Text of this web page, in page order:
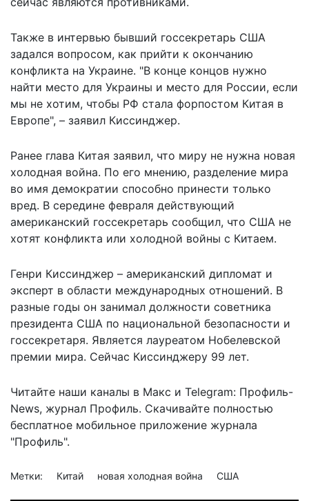
Также в интервью бывший госсекретарь США
задался вопросом, как прийти к окончанию
конфликта на Украине. "В конце концов нужно
найти место для Украины и место для России, если
мы не хотим, чтобы РФ стала форпостом Китая в
Европе", – заявил Киссинджер.
Ранее глава Китая заявил, что миру не нужна новая
холодная война. По его мнению, разделение мира
во имя демократии способно принести только
вред. В середине февраля действующий
американский госсекретарь сообщил, что США не
хотят конфликта или холодной войны с Китаем.
Генри Киссинджер – американский дипломат и
эксперт в области международных отношений. В
разные годы он занимал должности советника
президента США по национальной безопасности и
госсекретаря. Является лауреатом Нобелевской
премии мира. Сейчас Киссинджеру 99 лет.
Читайте наши каналы в Макс и Telegram: Профиль-
News, журнал Профиль. Скачивайте полностью
бесплатное мобильное приложение журнала
"Профиль".
Метки: Китай новая холодная война США